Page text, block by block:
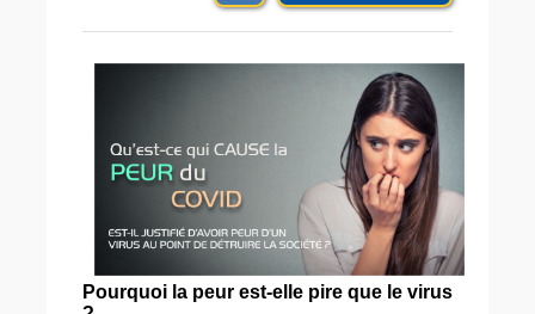
Pourquoi la peur est-elle pire que le virus